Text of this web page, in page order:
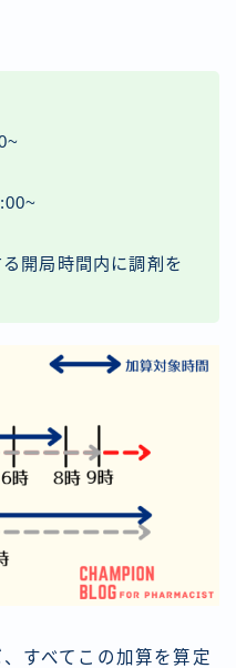
開局時間内に調剤を
すべてこの加算を算定